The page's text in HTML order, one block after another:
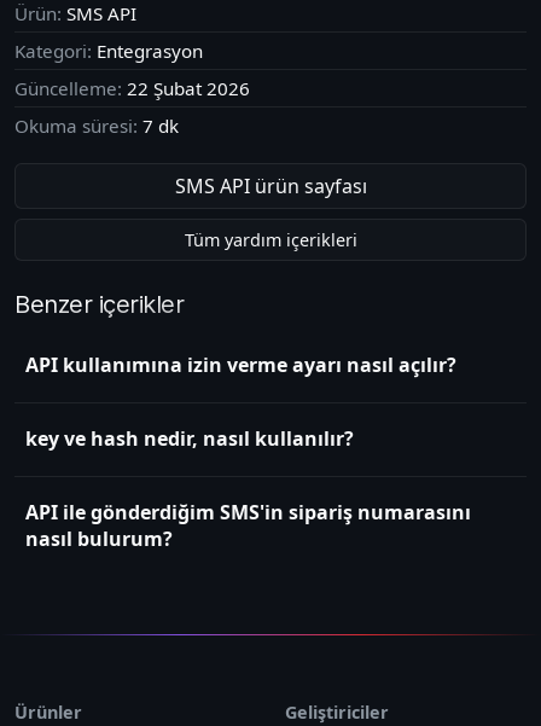
Ürün: SMS API
Kategori: Entegrasyon
Güncelleme: 22 Şubat 2026
Okuma süresi: 7 dk
SMS APIürün sayfası
Tüm yardım içerikleri
Benzer içerikler
API kullanımına izin verme ayarı nasıl açılır?
key ve hash nedir, nasıl kullanılır?
API ile gönderdiğim SMS'in sipariş numarasını
nasıl bulurum?
Ürünler Geliştiriciler